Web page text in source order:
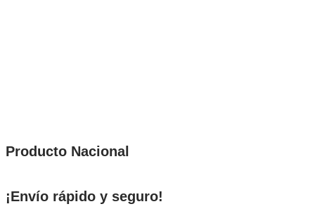
Producto Nacional
¡Envío rápido y seguro!